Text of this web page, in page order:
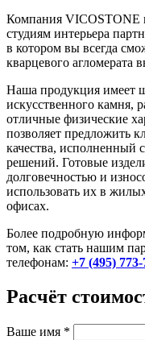
Компания VICOSTONE
студиям интерьера
в котором вы всегда
кварцевого агломерата
Наша продукция имеет
искусственного камня,
отличные физические
позволяет предложить
качества, исполненный
решений. Готовые
долговечностью и
использовать их в
офисах.
Более подробную
том, как стать нашим
телефонам: +7 (495)
Расчёт
Ваше имя *